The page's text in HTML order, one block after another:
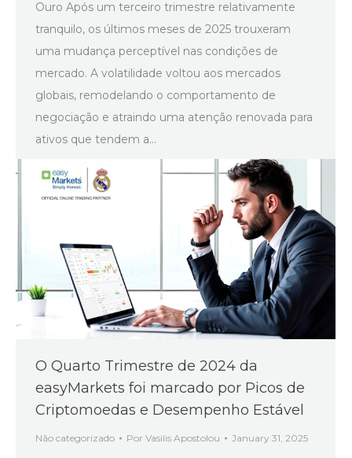
Ouro Após um terceiro trimestre relativamente
tranquilo, os últimos meses de 2025 trouxeram
uma mudança perceptível nas condições de
mercado. A volatilidade voltou aos mercados
globais, remodelando o comportamento de
negociação e atraindo uma atenção renovada para
ativos que tendem a…
O Quarto Trimestre de 2024 da
easyMarkets foi marcado por Picos de
Criptomoedas e Desempenho Estável
Não categorizado Por Vasilis Apostolou January 31, 2025